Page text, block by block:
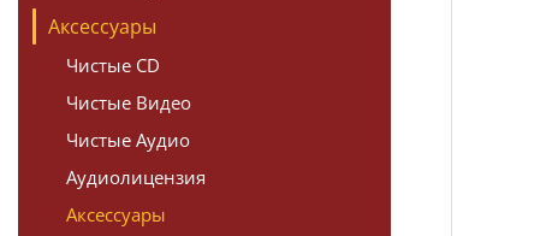
Аксессуары
Чистые CD
Чистые Видео
Чистые Аудио
Аудиолицензия
Аксессуары